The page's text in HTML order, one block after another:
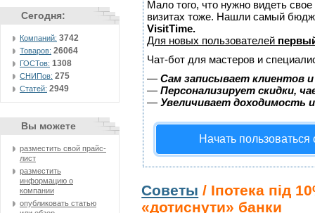
Сегодня:
Компаний: 3742
Товаров: 26064
ГОСТов: 1308
СНИПов: 275
Статей: 2949
Вы можете
разместить свой прайс-
лист
разместить
информацию о
компании
опубликовать статью
Мало того, что нужно видеть
визитах тоже. Нашли самый
VisitTime.
Для новых пользователей
Чат-бот для мастеров и
— Сам записывает клиентов
— Персонализирует скидки,
— Увеличивает доходимость
Начать
Советы / Іпотека під
«дотиснути» банки